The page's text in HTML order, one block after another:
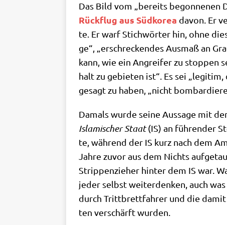
Das Bild vom „bereits begon­ne­nen
Rück­flug aus Süd­ko­rea davon. Er
te. Er warf Stich­wör­ter hin, ohne
ge“, „erschrecken­des Aus­maß an
kann, wie ein Angrei­fer zu stop­pen
halt zu gebie­ten ist“. Es sei
gesagt zu haben, „nicht
Damals wur­de sei­ne Aus­sa­ge mit
Isla­mi­scher Staat(IS) an füh­ren­der
te, wäh­rend der IS kurz nach dem
Jah­re zuvor aus dem Nichts
Strip­pen­zie­her hin­ter dem IS war.
jeder selbst wei­ter­den­ken, auch
durch Tritt­brett­fah­rer und die
ten ver­schärft wurden.